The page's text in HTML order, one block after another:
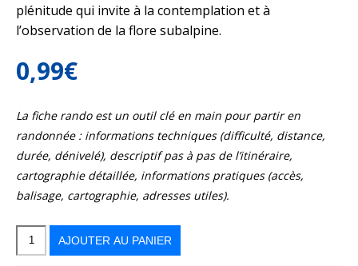
plénitude qui invite à la contemplation et à
l’observation de la flore subalpine.
0,99€
La fiche rando est un outil clé en main pour partir en
randonnée : informations techniques (difficulté, distance,
durée, dénivelé), descriptif pas à pas de l’itinéraire,
cartographie détaillée, informations pratiques (accès,
balisage, cartographie, adresses utiles).
quantité
Refuge
-
AJOUTER AU PANIER